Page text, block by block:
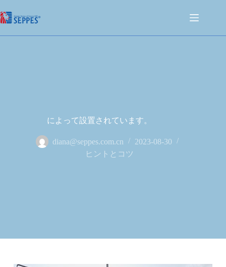
によって設置されています。
diana@seppes.com.cn
2023-08-30
ヒントとコツ